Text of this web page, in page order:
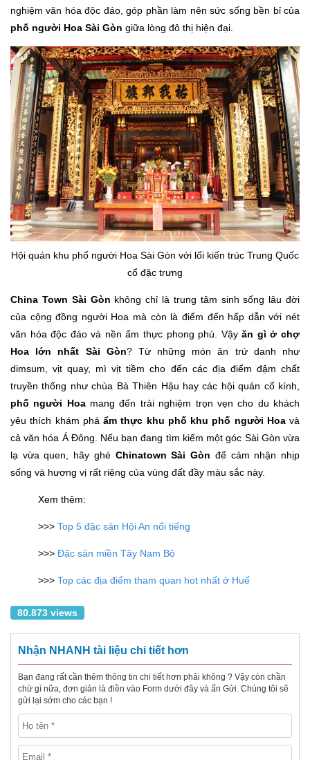
nghiệm văn hóa độc đáo, góp phần làm nên sức sống bền bỉ của
phố người Hoa Sài Gòn giữa lòng đô thị hiện đại.
Hội quán khu phố người Hoa Sài Gòn với lối kiến trúc Trung Quốc
cổ đặc trưng
China Town Sài Gòn không chỉ là trung tâm sinh sống lâu đời
của cộng đồng người Hoa mà còn là điểm đến hấp dẫn với nét
văn hóa độc đáo và nền ẩm thực phong phú. Vậyăn gì ở chợ
Hoa lớn nhất Sài Gòn? Từ những món ăn trứ danh như
dimsum, vịt quay, mì vịt tiềm cho đến các địa điểm đậm chất
truyền thống như chùa Bà Thiên Hậu hay các hội quán cổ kính,
phố người Hoamang đến trải nghiệm trọn vẹn cho du khách
yêu thích khám phá ẩm thực khu phố khu phố người Hoavà
cả văn hóa Á Đông. Nếu bạn đang tìm kiếm một góc Sài Gòn vừa
lạ vừa quen, hãy ghé Chinatown Sài Gòn để cảm nhận nhịp
sống và hương vị rất riêng của vùng đất đầy màu sắc này.
Xem thêm:
>>> Top 5 đặc sản Hội An nổi tiếng
>>> Đặc sản miền Tây Nam Bộ
>>> Top các địa điểm tham quan hot nhất ở Huế
80.873 views
Nhận NHANH tài liệu chi tiết hơn
Bạn đang rất cần thêm thông tin chi tiết hơn phải không ? Vậy còn chần
chừ gì nữa, đơn giản là điền vào Form dưới đây và ấn Gửi. Chúng tôi sẽ
gửi lại sớm cho các bạn !